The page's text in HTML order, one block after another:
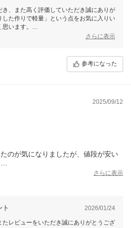
き、また高く評価していただき誠にありが
した作りで軽量」という点をお気に入りい
います。
です。お客様の貴重なご意見は、今後の商
さらに表示
参考になった
2025/09/12
のが気になりましたが、値段が安い
さらに表示
ト 2026/01/24
たレビューをいただき誠にありがとうござ